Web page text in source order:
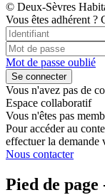
© Deux-Sèvres
Vous êtes adhérent ?
Mot de passe oublié
Vous n'avez pas de
Espace collaboratif
Vous n'êtes pas
Pour accéder au
effectuer la demande
Nous contacter
Pied de page